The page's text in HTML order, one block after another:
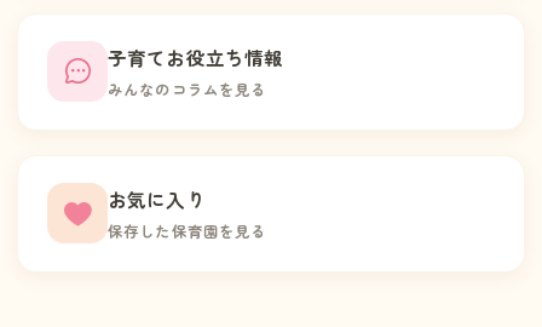
子育てお役立ち情報
みんなのコラムを見る
お気に入り
保存した保育園を見る